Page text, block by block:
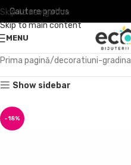
Skip to navigation
Skip to main content
MENU
Prima pagină decoratiuni-gradina
Show sidebar
-18%